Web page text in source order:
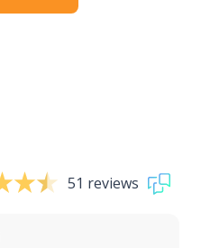
51 reviews